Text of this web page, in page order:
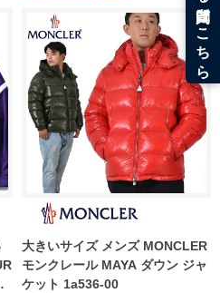
大きいサイズ メンズ MONCLER
モンクレール MAYA ダウン ジャ
ケット 1a536-00